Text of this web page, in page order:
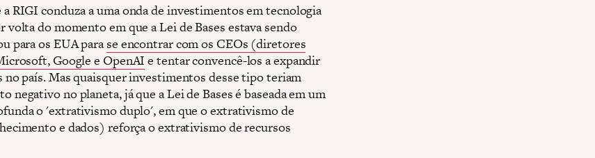
RIGI conduza a uma onda de investimentos em tecnologia
volta do momento em que a Lei de Bases estava sendo
para os EUA parase encontrar com os CEOs (diretores
Google e OpenAIe tentar convencê-los a expandir
no país. Mas quaisquer investimentos desse tipo teriam
negativo no planeta, já que a Lei de Bases é baseada em um
o 'extrativismo duplo', em que o extrativismo de
e dados) reforça o extrativismo de recursos